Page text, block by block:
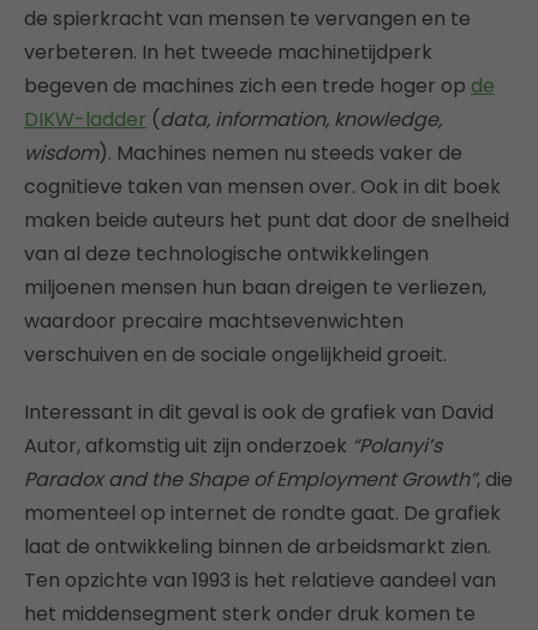
de spierkracht van mensen te vervangen en te
verbeteren. In het tweede machinetijdperk
begeven de machines zich een trede hoger op de
DIKW-ladder (data, information, knowledge,
wisdom). Machines nemen nu steeds vaker de
cognitieve taken van mensen over. Ook in dit boek
maken beide auteurs het punt dat door de snelheid
van al deze technologische ontwikkelingen
miljoenen mensen hun baan dreigen te verliezen,
waardoor precaire machtsevenwichten
verschuiven en de sociale ongelijkheid groeit.
Interessant in dit geval is ook de grafiek van David
Autor, afkomstig uit zijn onderzoek “Polanyi’s
Paradox and the Shape of Employment Growth”, die
momenteel op internet de rondte gaat. De grafiek
laat de ontwikkeling binnen de arbeidsmarkt zien.
Ten opzichte van 1993 is het relatieve aandeel van
het middensegment sterk onder druk komen te